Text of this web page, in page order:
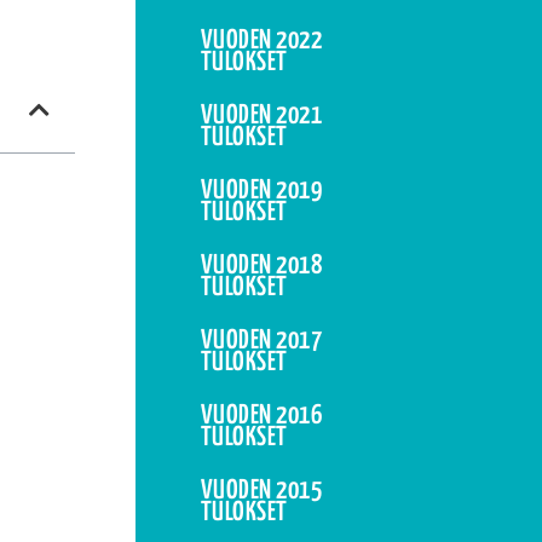
VUODEN 2022
TULOKSET
VUODEN 2021
TULOKSET
VUODEN 2019
TULOKSET
VUODEN 2018
TULOKSET
VUODEN 2017
TULOKSET
VUODEN 2016
TULOKSET
VUODEN 2015
TULOKSET